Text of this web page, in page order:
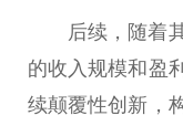
后续，随着
的收入规模和盈
续颠覆性创新，